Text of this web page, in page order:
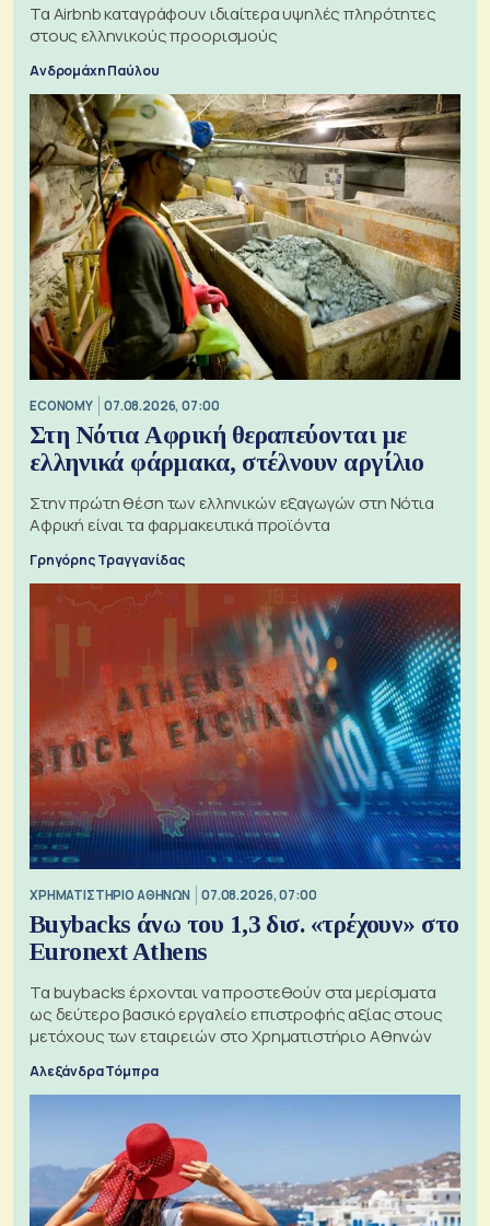
Τα Airbnb καταγράφουν ιδιαίτερα υψηλές πληρότητες
στους ελληνικούς προορισμούς
Ανδρομάχη Παύλου
ECONOMY 07.08.2026, 07:00
Στη Νότια Αφρική θεραπεύονται με
ελληνικά φάρμακα, στέλνουν αργίλιο
Στην πρώτη θέση των ελληνικών εξαγωγών στη Νότια
Αφρική είναι τα φαρμακευτικά προϊόντα
Γρηγόρης Τραγγανίδας
XΡΗΜΑΤΙΣΤΗΡΙΟ ΑΘΗΝΩΝ 07.08.2026, 07:00
Buybacks άνω του 1,3 δισ. «τρέχουν» στο
Euronext Athens
Τα buybacks έρχονται να προστεθούν στα μερίσματα
ως δεύτερο βασικό εργαλείο επιστροφής αξίας στους
μετόχους των εταιρειών στο Χρηματιστήριο Αθηνών
Αλεξάνδρα Τόμπρα